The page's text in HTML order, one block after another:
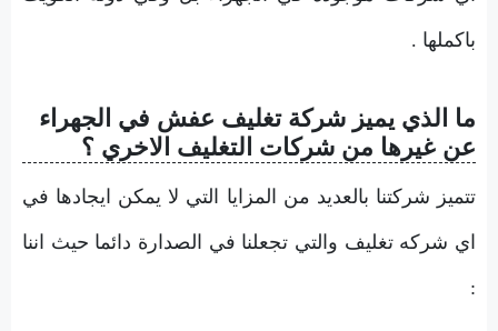
باكملها .
ما الذي يميز شركة تغليف عفش في الجهراء
عن غيرها من شركات التغليف الاخري ؟
تتميز شركتنا بالعديد من المزايا التي لا يمكن ايجادها في
اي شركه تغليف والتي تجعلنا في الصدارة دائما حيث اننا
: